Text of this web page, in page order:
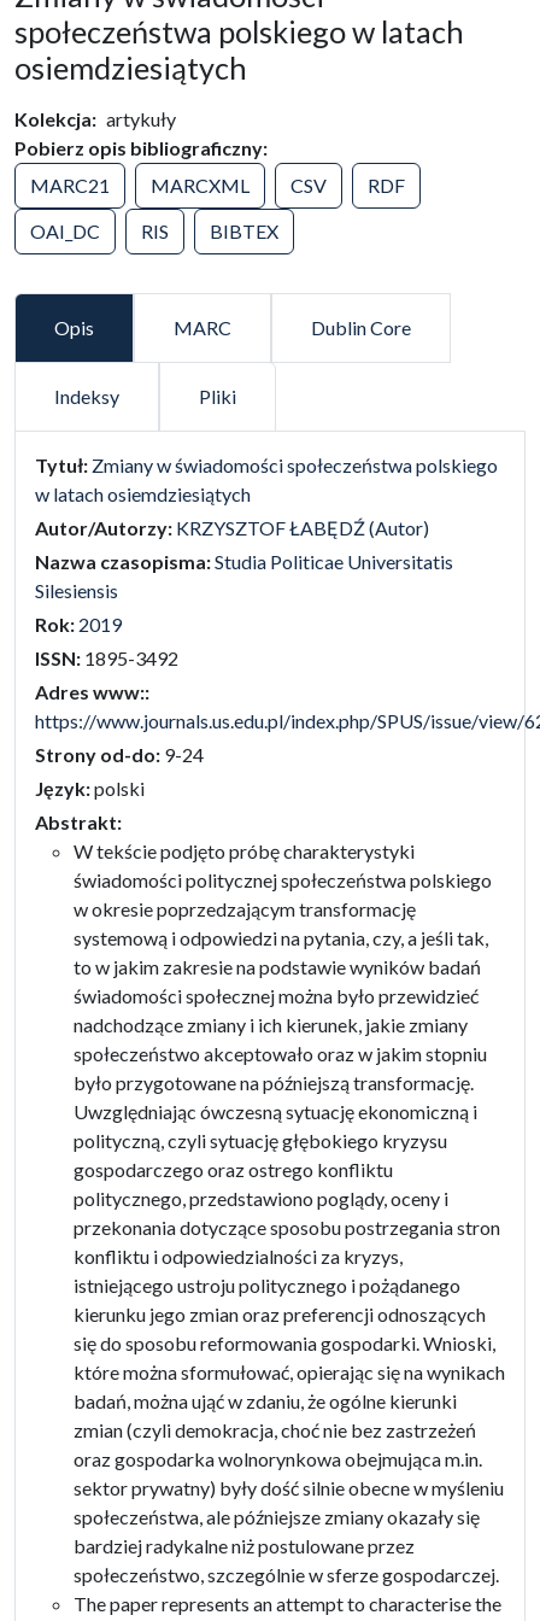
społeczeństwa polskiego w latach
osiemdziesiątych
Kolekcja
artykuły
Pobierz opis bibliograficzny
MARC21
MARCXML CSV
RDF
OAI_DC
RIS BIBTEX
Opis MARC Dublin Core
Indeksy Pliki
false
Tytuł: Zmiany w świadomości społeczeństwa polskiego
w latach osiemdziesiątych
Autor/Autorzy: KRZYSZTOF ŁABĘDŹ (Autor)
Nazwa czasopisma:Studia Politicae Universitatis
Silesiensis
Rok: 2019
ISSN: 1895-3492
Adres www::
https://www.journals.us.edu.pl/index.php/SPUS/issue/view/
Strony od-do: 9-24
Język:polski
Abstrakt:
W tekście podjęto próbę charakterystyki
świadomości politycznej społeczeństwa polskiego
w okresie poprzedzającym transformację
systemową i odpowiedzi na pytania, czy, a jeśli tak,
to w jakim zakresie na podstawie wyników badań
świadomości społecznej można było przewidzieć
nadchodzące zmiany i ich kierunek, jakie zmiany
społeczeństwo akceptowało oraz w jakim stopniu
było przygotowane na późniejszą transformację.
Uwzględniając ówczesną sytuację ekonomiczną i
polityczną, czyli sytuację głębokiego kryzysu
gospodarczego oraz ostrego konfliktu
politycznego, przedstawiono poglądy, oceny i
przekonania dotyczące sposobu postrzegania stron
konfliktu i odpowiedzialności za kryzys,
istniejącego ustroju politycznego i pożądanego
kierunku jego zmian oraz preferencji odnoszących
się do sposobu reformowania gospodarki. Wnioski,
które można sformułować, opierając się na wynikach
badań, można ująć w zdaniu, że ogólne kierunki
zmian (czyli demokracja, choć nie bez zastrzeżeń
oraz gospodarka wolnorynkowa obejmująca m.in.
sektor prywatny) były dość silnie obecne w myśleniu
społeczeństwa, ale późniejsze zmiany okazały się
bardziej radykalne niż postulowane przez
społeczeństwo, szczególnie w sferze gospodarczej.
The paper represents an attempt to characterise the